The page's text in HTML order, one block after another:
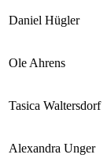
Daniel Hügler
Ole Ahrens
Tasica Waltersdorf
Alexandra Unger